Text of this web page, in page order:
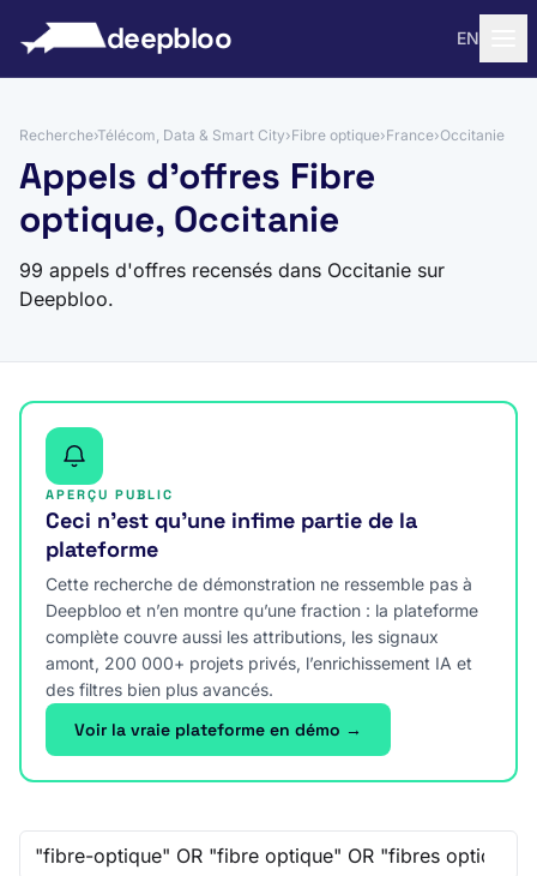
deepbloo EN
Recherche›Télécom, Data & Smart City›Fibre optique›France›Occitanie
Appels d'offres Fibre
optique, Occitanie
99 appels d'offres recensés dans Occitanie sur
Deepbloo.
APERÇU PUBLIC
Ceci n’est qu’une infime partie de la
plateforme
Cette recherche de démonstration ne ressemble pas à
Deepbloo et n’en montre qu’une fraction : la plateforme
complète couvre aussi les attributions, les signaux
amont, 200 000+ projets privés, l’enrichissement IA et
des filtres bien plus avancés.
Voir la vraie plateforme en démo →
Recherche libre